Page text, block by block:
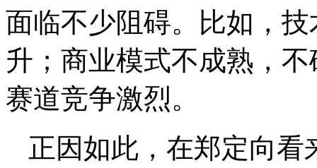
面临不少阻碍。比如，
升；商业模式不成熟，
赛道竞争激烈。
正因如此，在郑定向